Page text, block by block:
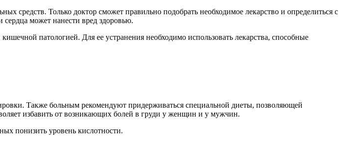
средств. Только доктор сможет правильно подобрать необходимое лекарство и определиться с
может нанести вред здоровью.
патологией. Для ее устранения необходимо использовать лекарства, способные
Также больным рекомендуют придерживаться специальной диеты, позволяющей
избавить от возникающих болей в груди у женщин и у мужчин.
понизить уровень кислотности.